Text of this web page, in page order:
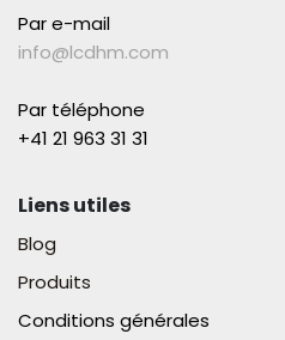
Par e-mail
info@lcdhm.com
Par téléphone
+41 21 963 31 31​
Liens utiles
Blog
Produits
Conditions générales